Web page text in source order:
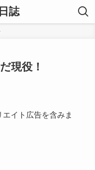
誌
現役！
イト広告を含みま